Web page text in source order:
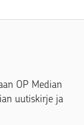
OP Median
uutiskirje ja